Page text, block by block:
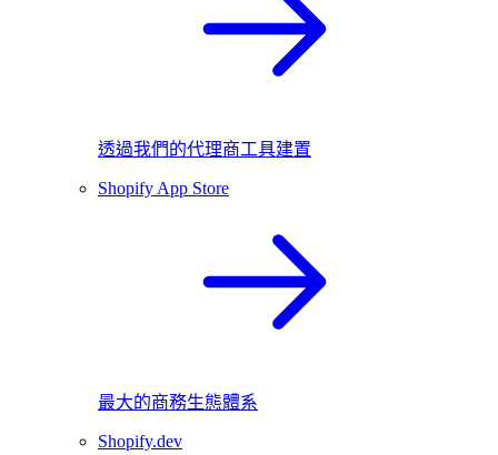
透過我們的代理商工具建置
Shopify App Store
最大的商務生態體系
Shopify.dev